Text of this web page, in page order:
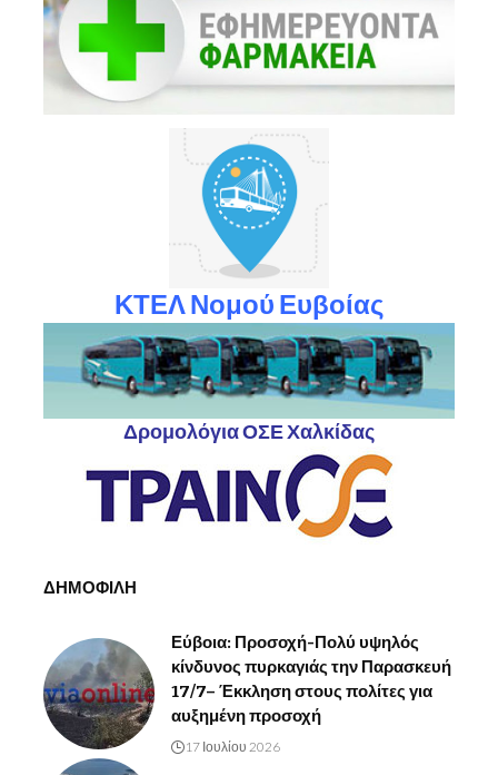
ΚΤΕΛ Νομού Ευβοίας
Δρομολόγια ΟΣΕ Χαλκίδας
ΔΗΜΟΦΙΛΗ
Εύβοια: Προσοχή-Πολύ υψηλός
κίνδυνος πυρκαγιάς την Παρασκευή
17/7– Έκκληση στους πολίτες για
αυξημένη προσοχή
17 Ιουλίου 2026